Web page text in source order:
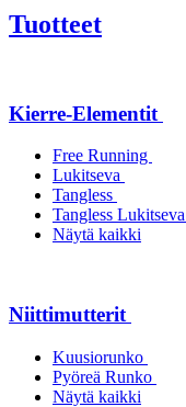
Tuotteet
Kierre-Elementit
Free Running
Lukitseva
Tangless
Tangless Lukitseva
Näytä kaikki
Niittimutterit
Kuusiorunko
Pyöreä Runko
Näytä kaikki